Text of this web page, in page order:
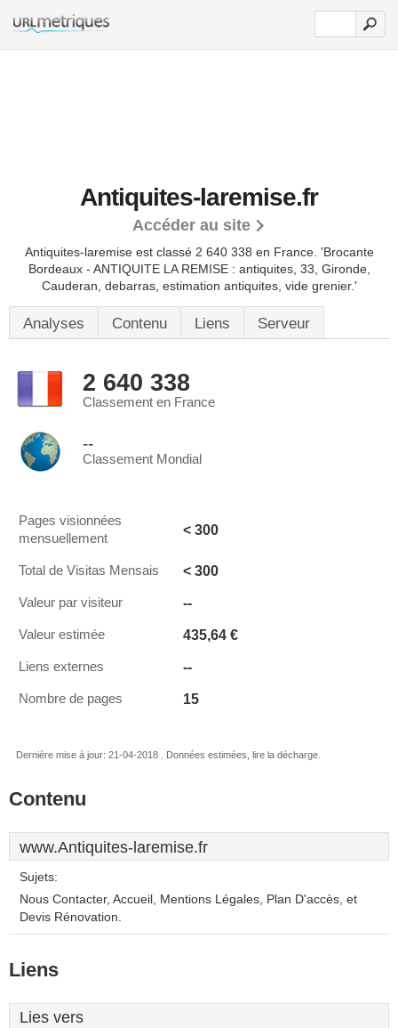
Antiquites-laremise.fr
Accéder au site
Antiquites-laremise est classé 2 640 338 en France. 'Brocante
Bordeaux - ANTIQUITE LA REMISE : antiquites, 33, Gironde,
Cauderan, debarras, estimation antiquites, vide grenier.'
Analyses Contenu Liens Serveur
2 640 338
Classement en France
--
Classement Mondial
Pages visionnées
mensuellement
< 300
Total de Visitas Mensais < 300
Valeur par visiteur --
Valeur estimée 435,64 €
Liens externes --
Nombre de pages 15
Dernière mise à jour: 21-04-2018 . Données estimées, lire la décharge.
Contenu
www.Antiquites-laremise.fr
Sujets:
Nous Contacter, Accueil, Mentions Légales, Plan D'accès, et
Devis Rénovation.
Liens
Lies vers